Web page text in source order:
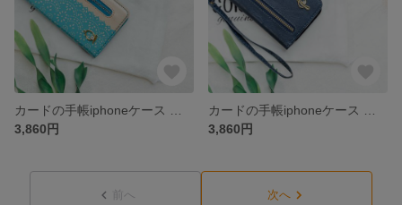
3,860円
3,860円
前へ 次へ